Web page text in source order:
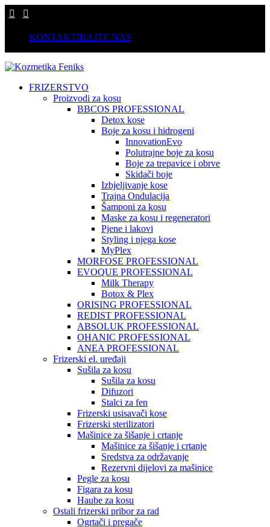
KONTAKTIRAJTE NAS
FRIZERSTVO
Proizvodi za kosu
BBCOS PROFESSIONAL
Detox kose
Boje za kosu i hidrogeni
InnovationEvo
Polutrajne boje za kosu
Boje za trepavice i obrve
Skidači boje
Izbjeljivanje kose
Trajna Ondulacija
Šamponi za kosu
Maske za kosu i regeneratori
Pjene i lakovi
Styling i njega kose
MyPlex
MORFOSE PROFESSIONAL
EVOQUE PROFESSIONAL
Milk Therapy
Botox & Plex
ORISING PROFESSIONAL
REDIST PROFESSIONAL
ABSOLUK PROFESSIONAL
OHANIC PROFESSIONAL
ANEA PROFESSIONAL
Frizerski el. uređaji
Sušila za kosu
Sušila za kosu
Difuzori
Stalci za fen
Frizerski usisavači kose
Frizerski sterilizatori
Mašinice za šišanje i crtanje
Mašinice za šišanje i crtanje
Sredstva za održavanje
Rezervni dijelovi za mašinice
Pegle za kosu
Figara za kosu
Haube za kosu
Ostali frizerski pribor za rad
Ogrtači i pregače